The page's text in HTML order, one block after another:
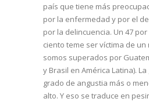
país que tiene más
por la enfermedad y por el
por la delincuencia. Un 47 por
ciento teme ser víctima de
somos superados por
y Brasil en América Latina).
grado de angustia más o
alto. Y eso se traduce en